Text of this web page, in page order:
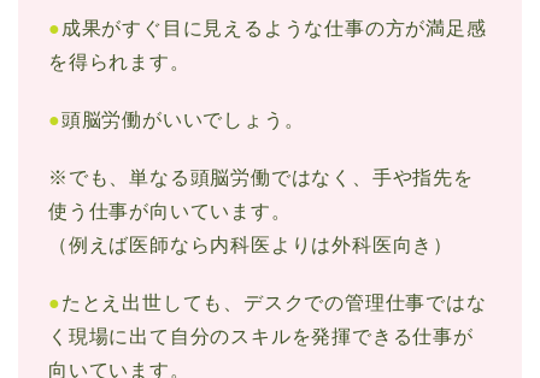
● 成果がすぐ目に見えるような仕事の方が満足感
を得られます。
●頭脳労働がいいでしょう。
※でも、単なる頭脳労働ではなく、手や指先を
使う仕事が向いています。
（例えば医師なら内科医よりは外科医向き）
●たとえ出世しても、デスクでの管理仕事ではな
く現場に出て自分のスキルを発揮できる仕事が
向いています。